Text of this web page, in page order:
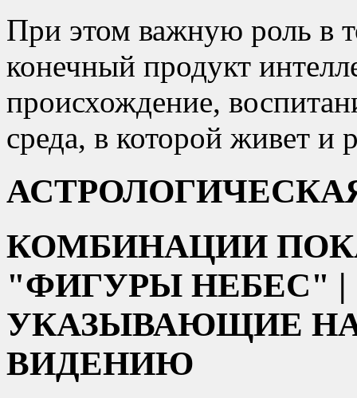
При этом важную роль в
конечный продукт
происхождение,
среда, в которой живет и
КОМБИНАЦИИ
ФИГУРЫ НЕБЕС
|
УКАЗЫВАЮЩИЕ
ВИДЕНИЮ